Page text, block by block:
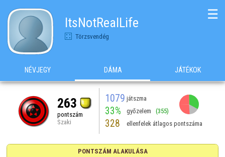
ItsNotRealLife
Törzsvendég
☰
NÉVJEGY DÁMA JÁTÉKOK
263
pontszám
Szaki
1079 játszma
33% győzelem (355)
328 ellenfelek átlagos pontszáma
PONTSZÁM ALAKULÁSA